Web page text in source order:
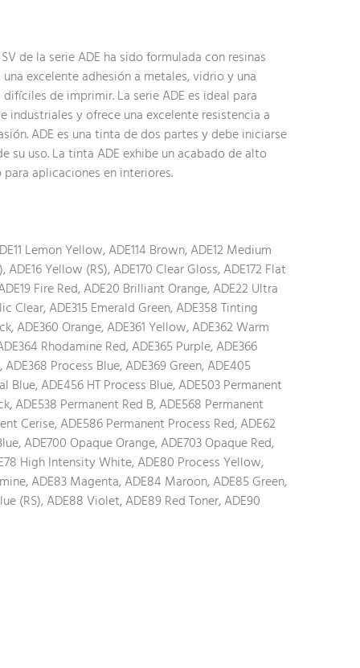
de la serie ADE ha sido formulada con resinas
excelente adhesión a metales, vidrio y una
de imprimir. La serie ADE es ideal para
industriales y ofrece una excelente resistencia a
ADE es una tinta de dos partes y debe iniciarse
su uso. La tinta ADE exhibe un acabado de alto
para aplicaciones en interiores.
Lemon Yellow, ADE114 Brown, ADE12 Medium
Yellow (RS), ADE170 Clear Gloss, ADE172 Flat
Fire Red, ADE20 Brilliant Orange, ADE22 Ultra
Clear, ADE315 Emerald Green, ADE358 Tinting
ADE360 Orange, ADE361 Yellow, ADE362 Warm
Rhodamine Red, ADE365 Purple, ADE366
Process Blue, ADE369 Green, ADE405
Blue, ADE456 HT Process Blue, ADE503 Permanent
ADE538 Permanent Red B, ADE568 Permanent
Cerise, ADE586 Permanent Process Red, ADE62
ADE700 Opaque Orange, ADE703 Opaque Red,
High Intensity White, ADE80 Process Yellow,
ADE83 Magenta, ADE84 Maroon, ADE85 Green,
(RS), ADE88 Violet, ADE89 Red Toner, ADE90